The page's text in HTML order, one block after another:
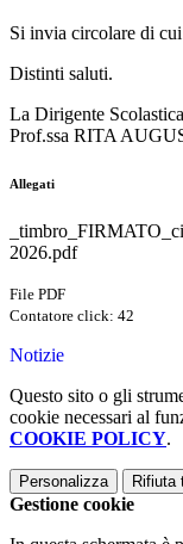
Si invia circolare di
Distinti saluti.
La Dirigente Scolastica
Prof.ssa RITA
Allegati
2026.pdf
File PDF
Contatore click: 42
Notizie
Questo sito o gli
cookie necessari al
COOKIE POLICY.
Personalizza Rifiuta
Gestione cookie